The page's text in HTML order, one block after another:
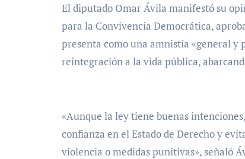
El diputado Omar Ávila manifestó su opinión sobre la reciente promulgación de la Ley de Amnistía
para la Convivencia Democrática,
presenta como una amnistía «general y
reintegración a la vida pública,
«Aunque la ley tiene buenas
confianza en el Estado de Derecho y
violencia o medidas punitivas», señaló